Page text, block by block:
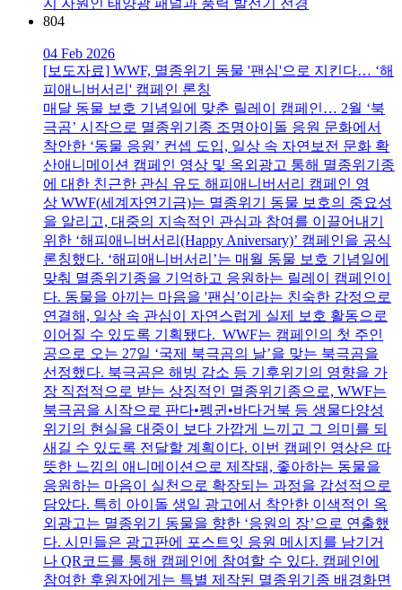
지 자원인 태양광 패널과 풍력 발전기 전경
804
04 Feb 2026
[보도자료] WWF, 멸종위기 동물 '팬심'으로 지킨다… ‘해
피애니버서리' 캠페인 론칭
매달 동물 보호 기념일에 맞춘 릴레이 캠페인… 2월 ‘북
극곰’ 시작으로 멸종위기종 조명아이돌 응원 문화에서
착안한 ‘동물 응원’ 컨셉 도입, 일상 속 자연보전 문화 확
산애니메이션 캠페인 영상 및 옥외광고 통해 멸종위기종
에 대한 친근한 관심 유도 해피애니버서리 캠페인 영
상 WWF(세계자연기금)는 멸종위기 동물 보호의 중요성
을 알리고, 대중의 지속적인 관심과 참여를 이끌어내기
위한 ‘해피애니버서리(Happy Aniversary)’ 캠페인을 공식
론칭했다. ‘해피애니버서리’는 매월 동물 보호 기념일에
맞춰 멸종위기종을 기억하고 응원하는 릴레이 캠페인이
다. 동물을 아끼는 마음을 '팬심’이라는 친숙한 감정으로
연결해, 일상 속 관심이 자연스럽게 실제 보호 활동으로
이어질 수 있도록 기획됐다. WWF는 캠페인의 첫 주인
공으로 오는 27일 ‘국제 북극곰의 날’을 맞는 북극곰을
선정했다. 북극곰은 해빙 감소 등 기후위기의 영향을 가
장 직접적으로 받는 상징적인 멸종위기종으로, WWF는
북극곰을 시작으로 판다•펭귄•바다거북 등 생물다양성
위기의 현실을 대중이 보다 가깝게 느끼고 그 의미를 되
새길 수 있도록 전달할 계획이다. 이번 캠페인 영상은 따
뜻한 느낌의 애니메이션으로 제작돼, 좋아하는 동물을
응원하는 마음이 실천으로 확장되는 과정을 감성적으로
담았다. 특히 아이돌 생일 광고에서 착안한 이색적인 옥
외광고는 멸종위기 동물을 향한 ‘응원의 장’으로 연출했
다. 시민들은 광고판에 포스트잇 응원 메시지를 남기거
나 QR코드를 통해 캠페인에 참여할 수 있다. 캠페인에
참여한 후원자에게는 특별 제작된 멸종위기종 배경화면